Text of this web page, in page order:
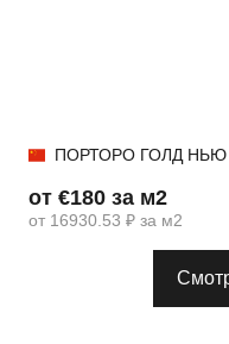
ПОРТОРО ГОЛД НЬЮ
от €180 за м2
от 16930.53 ₽ за м2